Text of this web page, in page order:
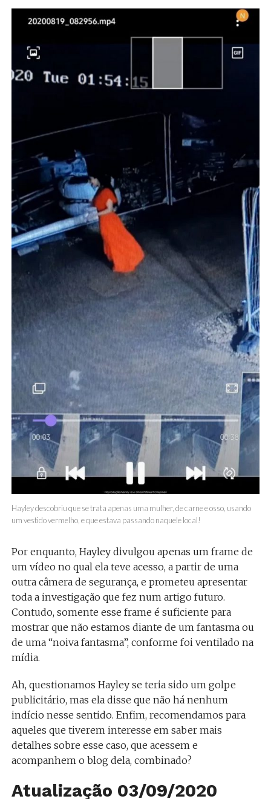
Hayley descobriu que se trata apenas uma mulher, de carne e osso, usando
um vestido vermelho, e que estava passando naquele local!
Por enquanto, Hayley divulgou apenas um frame de
um vídeo no qual ela teve acesso, a partir de uma
outra câmera de segurança, e prometeu apresentar
toda a investigação que fez num artigo futuro.
Contudo, somente esse frame é suficiente para
mostrar que não estamos diante de um fantasma ou
de uma “noiva fantasma”, conforme foi ventilado na
mídia.
Ah, questionamos Hayley se teria sido um golpe
publicitário, mas ela disse que não há nenhum
indício nesse sentido. Enfim, recomendamos para
aqueles que tiverem interesse em saber mais
detalhes sobre esse caso, que acessem e
acompanhem o blog dela, combinado?
Atualização 03/09/2020